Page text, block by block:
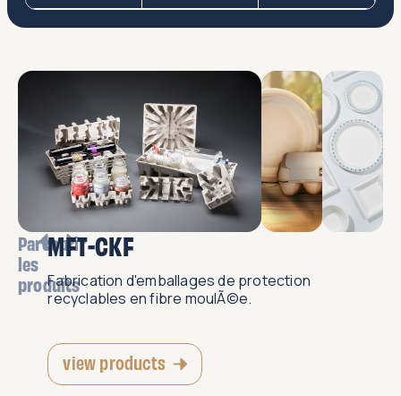
Parcourir
les
produits
MFT-CKF
Fabrication d'emballages de protection
recyclables en fibre moulÃ©e.
view products